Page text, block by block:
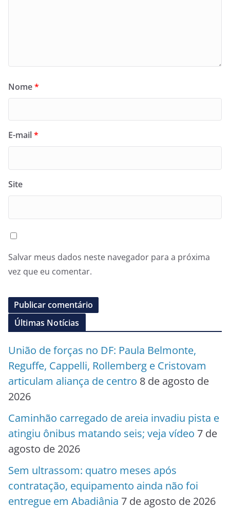
Nome*
E-mail*
Site
Salvar meus dados neste navegador para a próxima
vez que eu comentar.
Últimas Notícias
União de forças no DF: Paula Belmonte,
Reguffe, Cappelli, Rollemberg e Cristovam
articulam aliança de centro 8 de agosto de
2026
Caminhão carregado de areia invadiu pista e
atingiu ônibus matando seis; veja vídeo 7 de
agosto de 2026
Sem ultrassom: quatro meses após
contratação, equipamento ainda não foi
entregue em Abadiânia 7 de agosto de 2026